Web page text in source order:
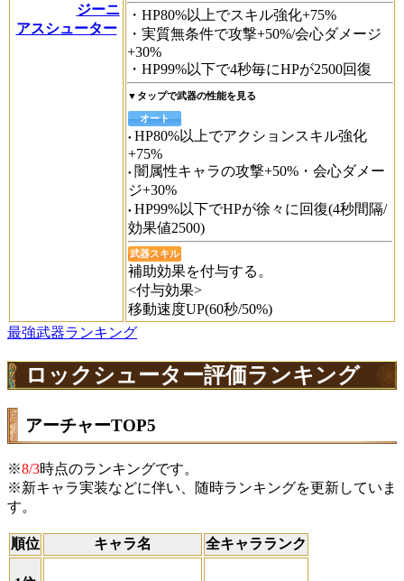
ジーニ
アスシューター
・HP80%以上でスキル強化+75%
・実質無条件で攻撃+50%/会心ダメージ
+30%
・HP99%以下で4秒毎にHPが2500回復
▼タップで武器の性能を見る
オート
HP80%以上でアクションスキル強化
+75%
闇属性キャラの攻撃+50%・会心ダメー
ジ+30%
HP99%以下でHPが徐々に回復(4秒間隔/
効果値2500)
武器スキル
補助効果を付与する。
<付与効果>
移動速度UP(60秒/50%)
最強武器ランキング
ロックシューター評価ランキング
アーチャーTOP5
※8/3時点のランキングです。
※新キャラ実装などに伴い、随時ランキングを更新していま
す。
順位 キャラ名 全キャラランク